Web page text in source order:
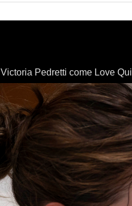
Victoria Pedretti come Love